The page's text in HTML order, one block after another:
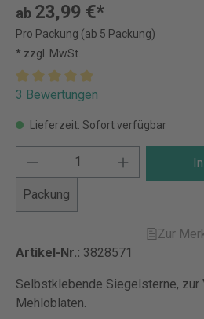
ab 23,99 €*
Pro Packung (ab 5 Packung)
* zzgl. MwSt.
3 Bewertungen
Lieferzeit: Sofort verfügbar
Packung
Zur
Artikel-Nr.: 3828571
Selbstklebende Siegelsterne, zur
Mehloblaten.